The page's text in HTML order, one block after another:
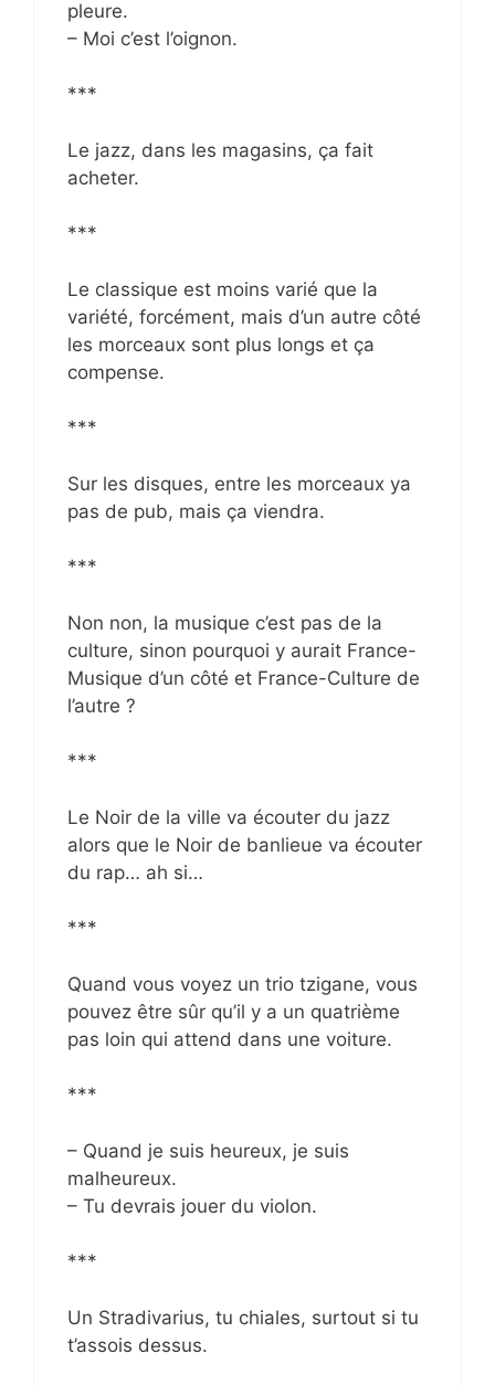
pleure.
– Moi c’est l’oignon.
***
Le jazz, dans les magasins, ça fait
acheter.
***
Le classique est moins varié que la
variété, forcément, mais d’un autre côté
les morceaux sont plus longs et ça
compense.
***
Sur les disques, entre les morceaux ya
pas de pub, mais ça viendra.
***
Non non, la musique c’est pas de la
culture, sinon pourquoi y aurait France-
Musique d’un côté et France-Culture de
l’autre ?
***
Le Noir de la ville va écouter du jazz
alors que le Noir de banlieue va écouter
du rap… ah si…
***
Quand vous voyez un trio tzigane, vous
pouvez être sûr qu’il y a un quatrième
pas loin qui attend dans une voiture.
***
– Quand je suis heureux, je suis
malheureux.
– Tu devrais jouer du violon.
***
Un Stradivarius, tu chiales, surtout si tu
t’assois dessus.